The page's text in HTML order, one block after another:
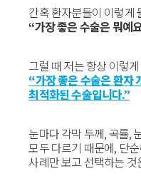
간혹 환자분들이 이렇게
“가장 좋은 수술은 뭐예
그럴 때 저는 항상 이렇
“가장 좋은 수술은 환자
최적화된 수술입니다.”
눈마다 각막 두께, 곡률,
모두 다르기 때문에, 단
사례만 보고 선택하는